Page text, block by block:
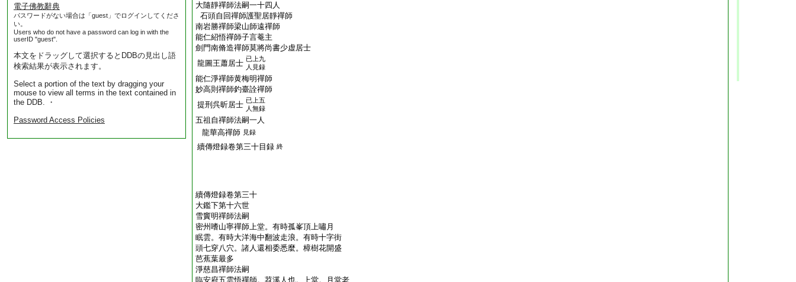
電子佛教辭典
パスワードがない場合は「guest」でログインしてくださ
い。
Users who do not have a password can log in with the
userID "guest".
本文をドラッグして選択するとDDBの見出し語
検索結果が表示されます。
Select a portion of the text by dragging your
mouse to view all terms in the text contained in
the DDB. ・
Password Access Policies
大隨靜禪師法嗣一十四人
石頭自回禪師護聖居靜禪師
南岩勝禪師梁山師遠禪師
能仁紹悟禪師子言菴主
劍門南脩造禪師莫將尚書少虚居士
龍圖王蕭居士 已上九
人見録
能仁淨禪師黄梅明禪師
妙高則禪師釣臺詮禪師
提刑呉昕居士 已上五
人無録
五祖自禪師法嗣一人
龍華高禪師 見録
續傳燈録卷第三十目録 終
續傳燈録卷第三十
大鑑下第十六世
雪竇明禪師法嗣
密州嗜山寧禪師上堂。有時孤峯頂上嘯月
眠雲。有時大洋海中翻波走浪。有時十字街
頭七穿八穴。諸人還相委悉麼。樟樹花開盛
芭蕉葉最多
淨慈昌禪師法嗣
臨安府五雲悟禪師。苕溪人也。上堂。月堂老